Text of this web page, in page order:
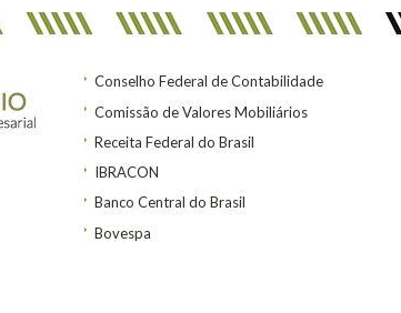
Conselho Federal de Contabilidade
Comissão de Valores Mobiliários
Receita Federal do Brasil
IBRACON
Banco Central do Brasil
Bovespa